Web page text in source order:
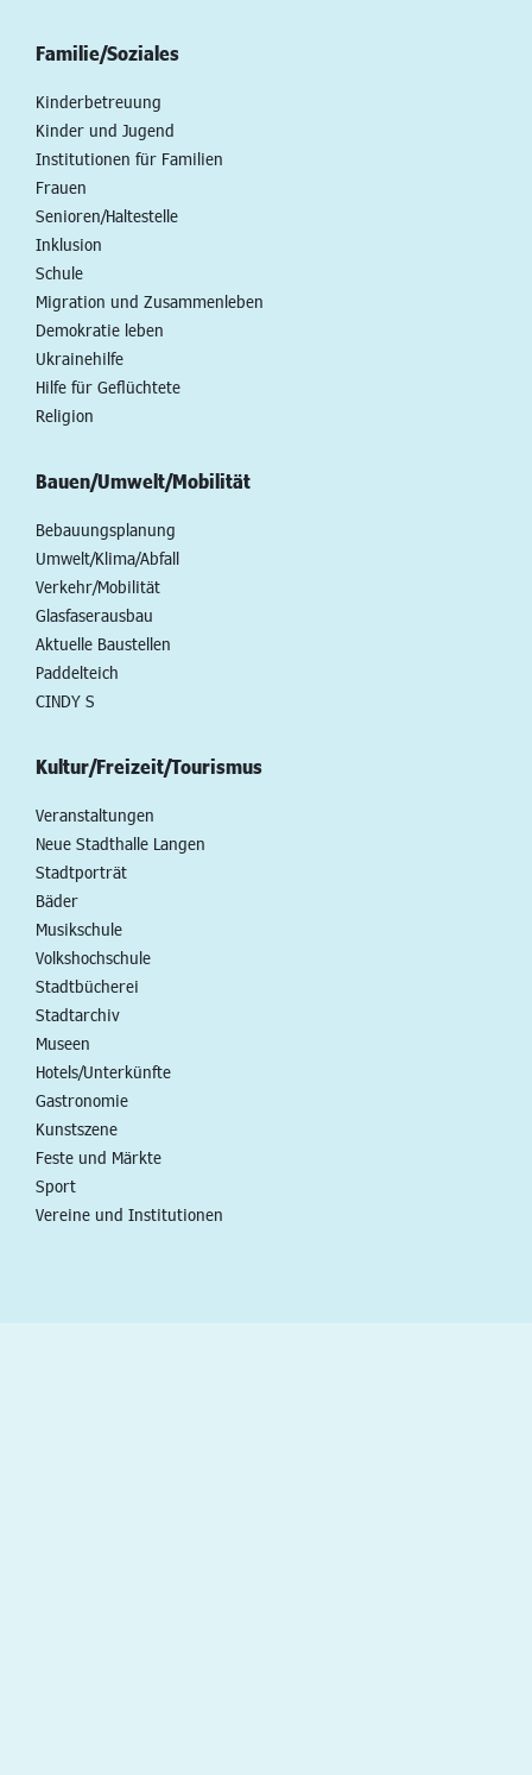
Familie/Soziales
Kinderbetreuung
Kinder und Jugend
Institutionen für Familien
Frauen
Senioren/Haltestelle
Inklusion
Schule
Migration und Zusammenleben
Demokratie leben
Ukrainehilfe
Hilfe für Geflüchtete
Religion
Bauen/Umwelt/Mobilität
Bebauungsplanung
Umwelt/Klima/Abfall
Verkehr/Mobilität
Glasfaserausbau
Aktuelle Baustellen
Paddelteich
CINDY S
Kultur/Freizeit/Tourismus
Veranstaltungen
Neue Stadthalle Langen
Stadtporträt
Bäder
Musikschule
Volkshochschule
Stadtbücherei
Stadtarchiv
Museen
Hotels/Unterkünfte
Gastronomie
Kunstszene
Feste und Märkte
Sport
Vereine und Institutionen